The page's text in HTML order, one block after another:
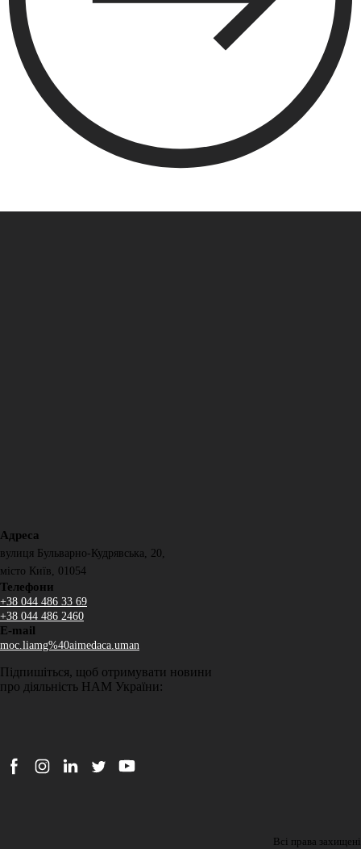
Адреса
вулиця Бульварно-Кудрявська, 20,
місто Київ, 01054
Телефони
+38 044 486 33 69
+38 044 486 2460
E-mail
moc.liamg%40aimedaca.uman
Підпишіться, щоб отримувати новини
про діяльність НАМ України:
Всі права захищені